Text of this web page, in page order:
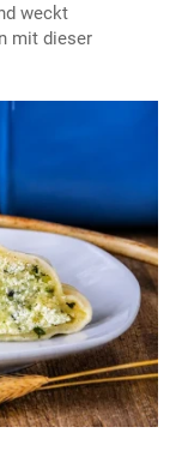
weckt
mit dieser